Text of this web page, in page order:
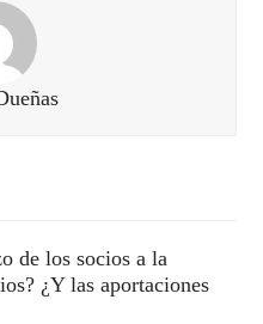
de los socios a la
¿Y las aportaciones